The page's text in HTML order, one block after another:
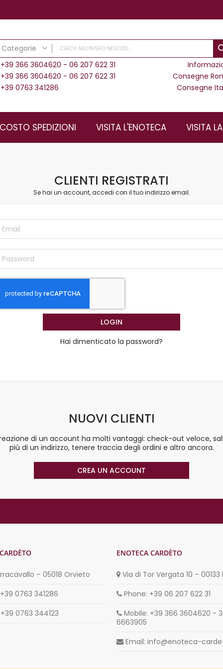
Categorie
CATEGORIE
Vini Cardèto
Vini Rosati
Vini Rossi
+39 366 3604620 - 06 207 622 31
+39 366 3604620 - 06 207 622 31
+39 0763 341286
Consegne
Consegne
COSTO SPEDIZIONI VISITA L'ENOTECA VISITA
CLIENTI REGISTRATI
Se hai un account, accedi con il tuo indirizzo email.
LOGIN
Hai dimenticato la password?
NUOVI CLIENTI
di un account ha molti vantaggi: check-out veloce,
più di un indirizzo, tenere traccia degli ordini e altro ancora.
CREA UN ACCOUNT
– 05018 Orvieto
0763 341286
0763 344123
ENOTECA CARDÈTO
Via di Tor Vergata 10 – 00133
Phone: +39 06 207 622 31
Mobile: +39 366 3604620 -
6663905
Email: info@enoteca-